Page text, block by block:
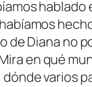
de Diana no
en qué
varios